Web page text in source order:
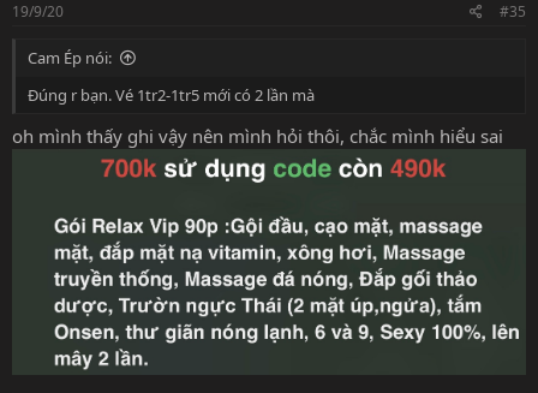
19/9/20 #35
Cam Ép nói:
Đúng r bạn. Vé 1tr2-1tr5 mới có 2 lần mà
oh mình thấy ghi vậy nên mình hỏi thôi, chắc mình hiểu sai